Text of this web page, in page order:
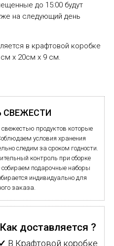
продуктов которые
условия хранения
следим за сроком годности.
контроль при сборке
подарочные наборы
индивидуально для
заказа.
СВЕЖЕСТИ
✓ В Крафтовой коробке
Как доставляется ?
до 15:00 будут
на следующий день
в крафтовой коробке
x 20см x 9 см.
и мой кузен знал,
с цветами. Этот
улыбнуться.
Я благодарю ее и
Цветы умирают, это